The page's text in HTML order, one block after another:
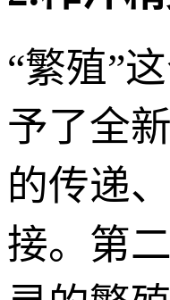
“繁殖”
予了全
的传递
接。第